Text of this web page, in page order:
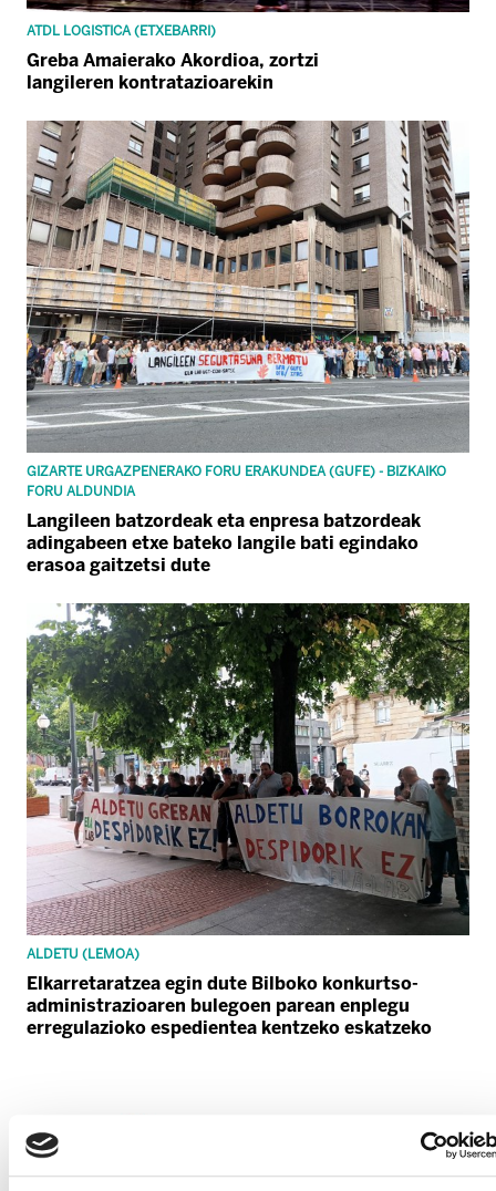
ATDL LOGISTICA (ETXEBARRI)
Greba Amaierako Akordioa, zortzi
langileren kontratazioarekin
GIZARTE URGAZPENERAKO FORU ERAKUNDEA (GUFE) - BIZKAIKO
FORU ALDUNDIA
Langileen batzordeak eta enpresa batzordeak
adingabeen etxe bateko langile bati egindako
erasoa gaitzetsi dute
ALDETU (LEMOA)
Elkarretaratzea egin dute Bilboko konkurtso-
administrazioaren bulegoen parean enplegu
erregulazioko espedientea kentzeko eskatzeko